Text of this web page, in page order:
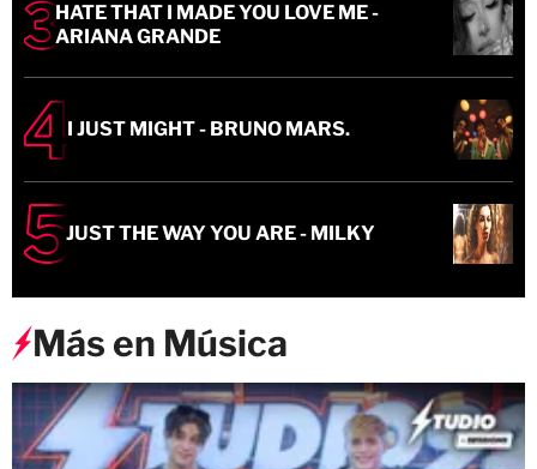
HATE THAT I MADE YOU LOVE ME -
ARIANA GRANDE
I JUST MIGHT - BRUNO MARS.
JUST THE WAY YOU ARE - MILKY
Más en Música